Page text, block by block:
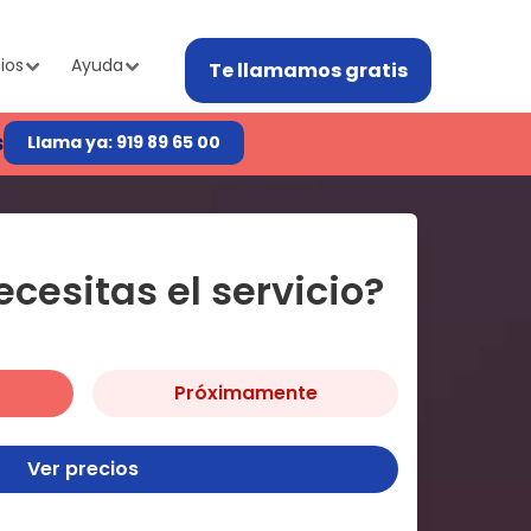
Ayuda Te llamamos gratis
Llama ya: 919 89 65 00
el servicio?
Próximamente
Ver precios